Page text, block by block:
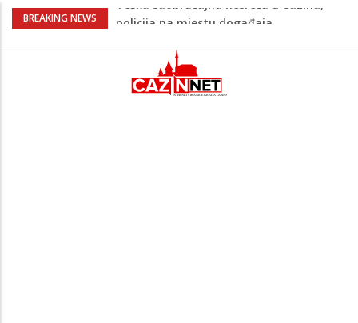
BREAKING NEWS
Ovo je 24-godišnji mladić koji je izgubio
Na Ahiret preselio LJUBIJANKIĆ (Hasan)
Na Ahiret preselio HALILOVIĆ (Smajil)